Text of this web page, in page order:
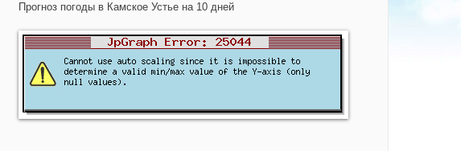
Прогноз погоды в Камское Устье на 10 дней